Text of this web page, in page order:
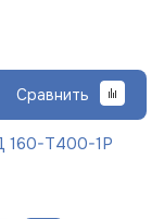
Сравнить
160-Т400-1Р